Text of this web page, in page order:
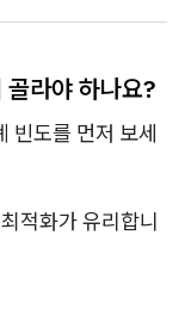
라야 하나요?
빈도를 먼저 보세
적화가 유리합니